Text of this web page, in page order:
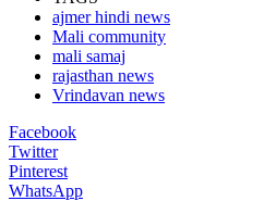
ajmer hindi news
Mali community
mali samaj
rajasthan news
Vrindavan news
Facebook
Twitter
Pinterest
WhatsApp